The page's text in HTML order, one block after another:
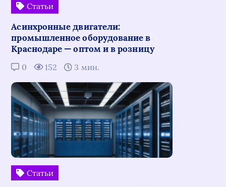
Статьи
Асинхронные двигатели:
промышленное оборудование в
Краснодаре — оптом и в розницу
0 152 3 мин.
Статьи